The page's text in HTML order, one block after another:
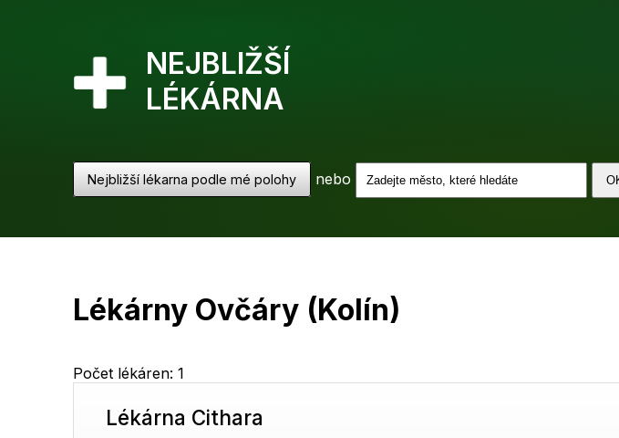
NEJBLIŽŠÍ
LÉKÁRNA
Nejbližší lékarna podle mé polohy nebo
Lékárny Ovčáry (Kolín)
Počet lékáren: 1
Lékárna Cithara